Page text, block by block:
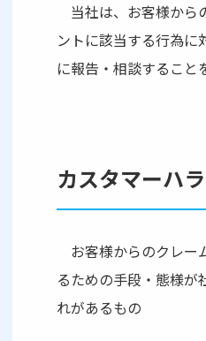
当社は、お客様から
ントに該当する行為
に報告・相談すること
カスタマーハ
お客様からのクレー
るための手段・態様
れがあるもの